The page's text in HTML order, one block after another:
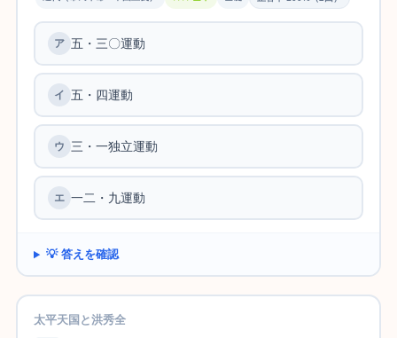
ア 五・三〇運動
イ 五・四運動
ウ 三・一独立運動
エ 一二・九運動
💡 答えを確認
太平天国と洪秀全